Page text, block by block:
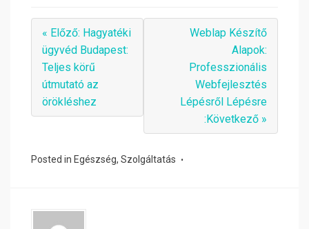
« Előző: Hagyatéki
ügyvéd Budapest:
Teljes körű
útmutató az
örökléshez
Weblap Készítő
Alapok:
Professzionális
Webfejlesztés
Lépésről Lépésre
:Következő »
Posted in Egészség, Szolgáltatás